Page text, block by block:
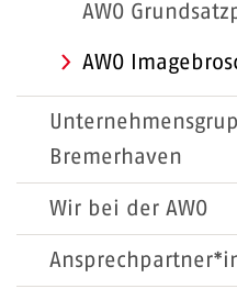
AWO
AWO
Bremerhaven
Wir bei der AWO